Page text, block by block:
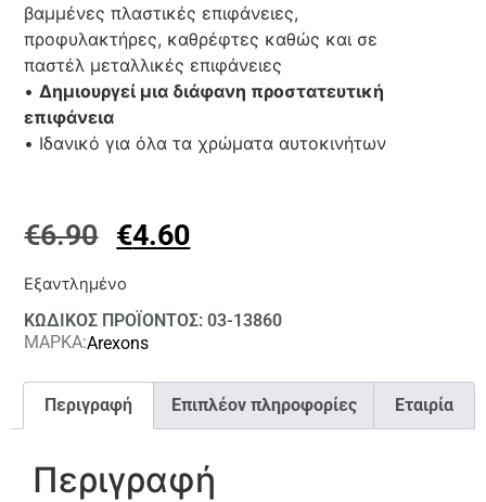
βαμμένες πλαστικές επιφάνειες,
προφυλακτήρες, καθρέφτες καθώς και σε
παστέλ μεταλλικές επιφάνειες
•Δημιουργεί μια διάφανη προστατευτική
επιφάνεια
• Ιδανικό για όλα τα χρώματα αυτοκινήτων
€6.90 €4.60
Εξαντλημένο
ΚΩΔΙΚΟΣ ΠΡΟΪΟΝΤΟΣ: 03-13860
ΜΑΡΚΑ:Arexons
Περιγραφή Επιπλέον πληροφορίες Εταιρία
Περιγραφή